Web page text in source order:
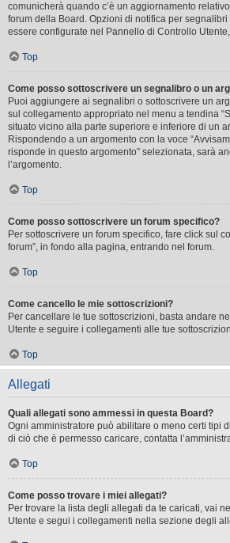
comunicherà quando c’è un aggiornamento
forum della Board. Opzioni di notifica per
essere configurate nel Pannello di Controllo
Top
Come posso sottoscrivere un segnalibro o un
Puoi aggiungere ai segnalibri o sottoscrivere un
sul collegamento appropriato nel menu a tendina
situato vicino alla parte superiore e inferiore di un
Rispondendo a un argomento con la voce
risponde in questo argomento” selezionata, sarà
l’argomento.
Top
Come posso sottoscrivere un forum specifico?
Per sottoscrivere un forum specifico, fare click sul
forum”, in fondo alla pagina, entrando nel forum.
Top
Come cancello le mie sottoscrizioni?
Per cancellare le tue sottoscrizioni, basta andare
Utente e seguire i collegamenti alle tue
Top
Allegati
Quali allegati sono ammessi in questa Board?
Ogni amministratore può abilitare o meno certi tipi
di ciò che è permesso caricare, contatta
Top
Come posso trovare i miei allegati?
Per trovare la lista degli allegati da te caricati, vai
Utente e segui i collegamenti nella sezione degli